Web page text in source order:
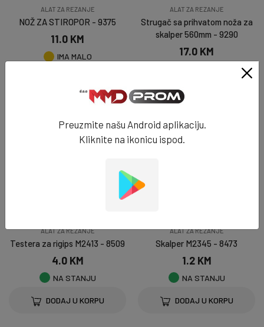
ALAT ZA REZANJE
NOŽ ZA STIROPOR - 9375
11.0 KM
IMA MALO
ALAT ZA REZANJE
Strugač sa prihvatom noža za
skalper 560mm - 9290
17.0 KM
DODAJ U KORPU
ALAT ZA REZANJE
Testera za rigips M2413 - 8509
4.0 KM
NA STANJU
DODAJ U KORPU
ALAT ZA REZANJE
Skalper M2345 - 8473
1.2 KM
NA STANJU
DODAJ U KORPU
Preuzmite našu Android aplikaciju.
Kliknite na ikonicu ispod.